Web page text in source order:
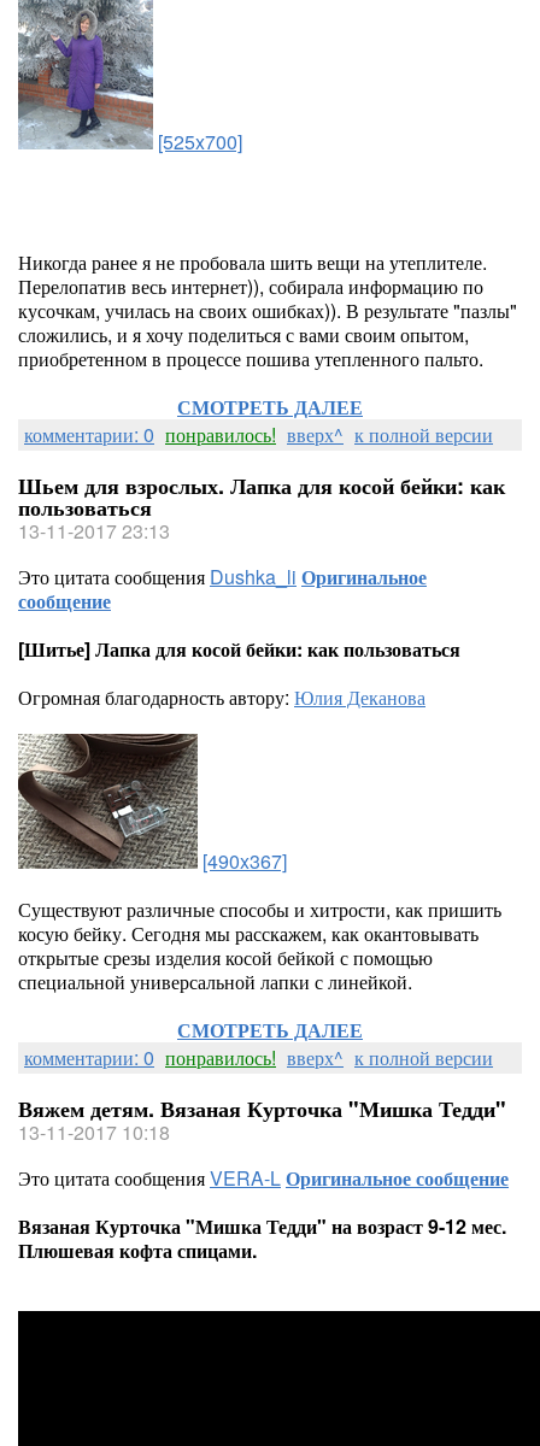
[525x700]
Никогда ранее я не пробовала шить вещи на утеплителе.
Перелопатив весь интернет)), собирала информацию по
кусочкам, училась на своих ошибках)). В результате "пазлы"
сложились, и я хочу поделиться с вами своим опытом,
приобретенном в процессе пошива утепленного пальто.
СМОТРЕТЬ ДАЛЕЕ
комментарии: 0 понравилось! вверх^ к полной версии
Шьем для взрослых. Лапка для косой бейки: как
пользоваться
13-11-2017 23:13
Это цитата сообщения Dushka_li Оригинальное
сообщение
[Шитье] Лапка для косой бейки: как пользоваться
Огромная благодарность автору: Юлия Деканова
[490x367]
Существуют различные способы и хитрости, как пришить
косую бейку. Сегодня мы расскажем, как окантовывать
открытые срезы изделия косой бейкой с помощью
специальной универсальной лапки с линейкой.
СМОТРЕТЬ ДАЛЕЕ
комментарии: 0 понравилось! вверх^ к полной версии
Вяжем детям. Вязаная Курточка "Мишка Тедди"
13-11-2017 10:18
Это цитата сообщенияVERA-LОригинальное сообщение
Вязаная Курточка "Мишка Тедди" на возраст 9-12 мес.
Плюшевая кофта спицами.